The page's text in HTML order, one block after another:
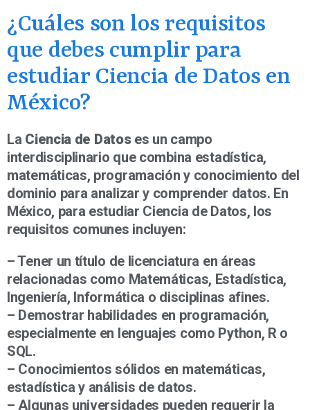
¿Cuáles son los requisitos
que debes cumplir para
estudiar Ciencia de Datos en
México?
La Ciencia de Datoses un campo
interdisciplinario que combina estadística,
matemáticas, programación y conocimiento del
dominio para analizar y comprender datos. En
México, para estudiar Ciencia de Datos, los
requisitos comunes incluyen:
– Tener un título de licenciatura en áreas
relacionadas como Matemáticas, Estadística,
Ingeniería, Informática o disciplinas afines.
– Demostrar habilidades en programación,
especialmente en lenguajes como Python, R o
SQL.
– Conocimientos sólidos en matemáticas,
estadística y análisis de datos.
– Algunas universidades pueden requerir la